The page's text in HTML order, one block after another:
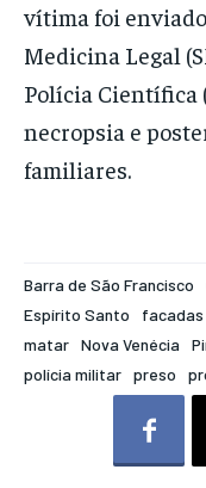
vítima foi enviado
Medicina Legal
Polícia Científica
necropsia e
familiares.
Barra de São Francisco
Espírito Santo
facadas
matar Nova Venécia
polícia militar preso